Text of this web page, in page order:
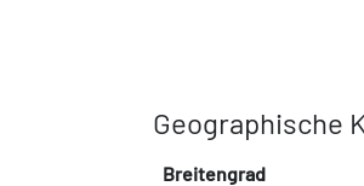
Geographische
Breitengrad